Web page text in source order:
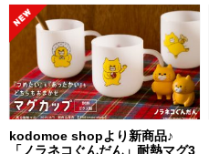
kodomoe shopより新商品♪
「ノラネコぐんだん」耐熱マグ3